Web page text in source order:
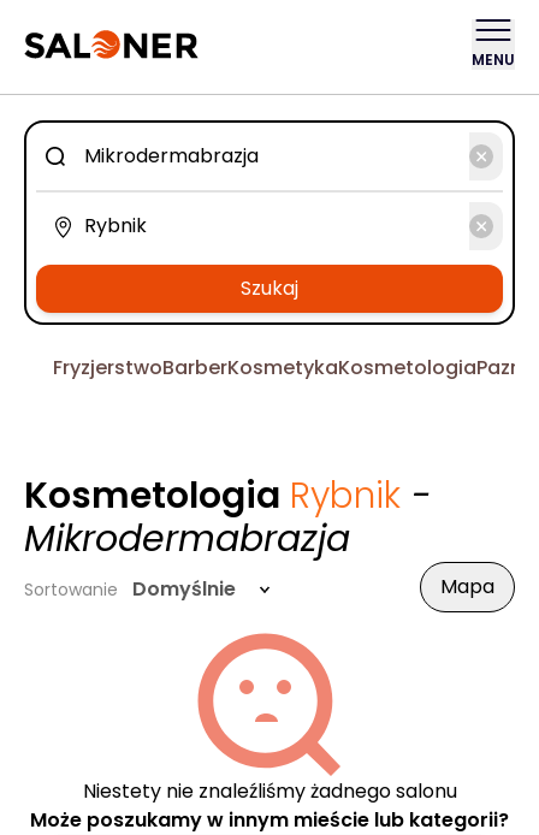
MENU
Szukaj
FryzjerstwoBarberKosmetykaKosmetologia
Kosmetologia Rybnik -
Mikrodermabrazja
Sortowanie Domyślnie Mapa
Niestety nie znaleźliśmy żadnego salonu
Może poszukamy w innym mieście lub kategorii?